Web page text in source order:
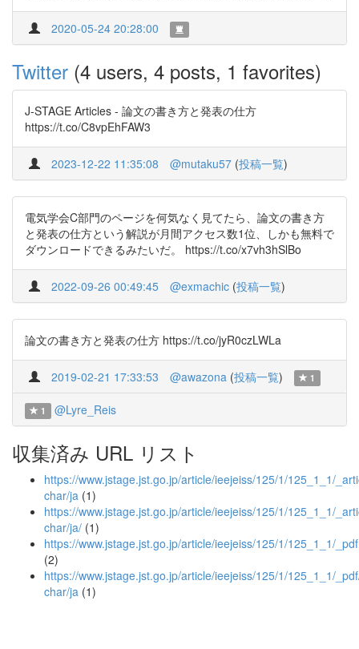
2020-05-24 20:28:00
Twitter (4 users, 4 posts, 1 favorites)
J-STAGE Articles - 論文の書き方と発表の仕方
https://t.co/C8vpEhFAW3
2023-12-22 11:35:08 @mutaku57 (投稿一覧)
電気学会C部門のページを何気なく見てたら、論文の書き方
と発表の仕方という解説が月間アクセス数1位、しかも無料で
ダウンロードできるみたいだ。 https://t.co/x7vh3hSlBo
2022-09-26 00:49:45 @exmachic (投稿一覧)
論文の書き方と発表の仕方 https://t.co/jyR0czLWLa
2019-02-21 17:33:53 @awazona (投稿一覧) 1
1 @Lyre_Reis
収集済み URL リスト
https://www.jstage.jst.go.jp/article/ieejeiss/125/1/125_1_1/
char/ja (1)
https://www.jstage.jst.go.jp/article/ieejeiss/125/1/125_1_1/
char/ja/ (1)
https://www.jstage.jst.go.jp/article/ieejeiss/125/1/125_1_1/_pdf
(2)
https://www.jstage.jst.go.jp/article/ieejeiss/125/1/125_1_1/
char/ja (1)